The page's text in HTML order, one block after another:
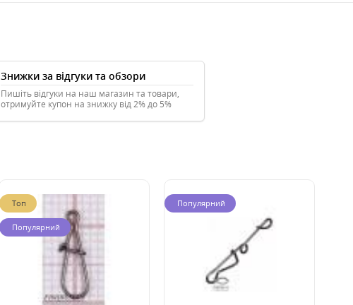
Знижки за відгуки та обзори
Пишіть відгуки на наш магазин та товари,
отримуйте купон на знижку від 2% до 5%
Топ
Популярний
Популярний